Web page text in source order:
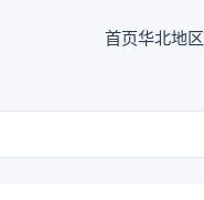
首页华北地区